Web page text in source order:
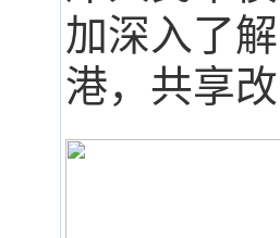
加深入了
港，共享